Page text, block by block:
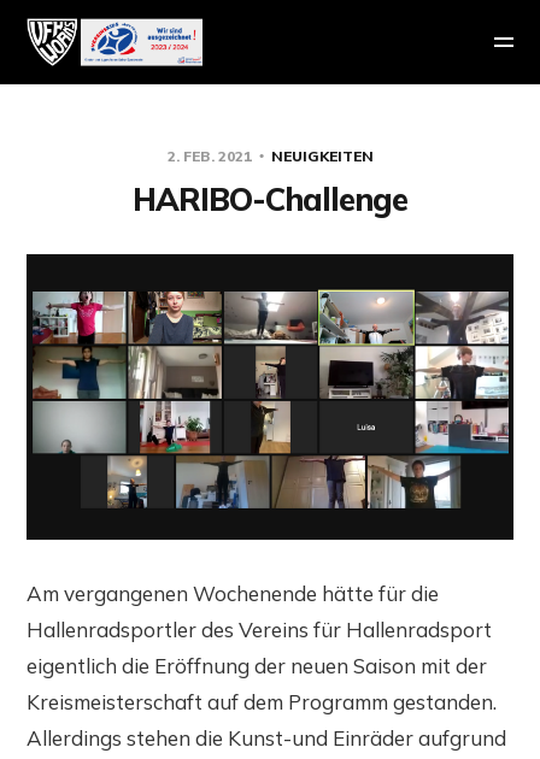
2. FEB. 2021 NEUIGKEITEN
HARIBO-Challenge
Am vergangenen Wochenende hätte für die
Hallenradsportler des Vereins für Hallenradsport
eigentlich die Eröffnung der neuen Saison mit der
Kreismeisterschaft auf dem Programm gestanden.
Allerdings stehen die Kunst-und Einräder aufgrund